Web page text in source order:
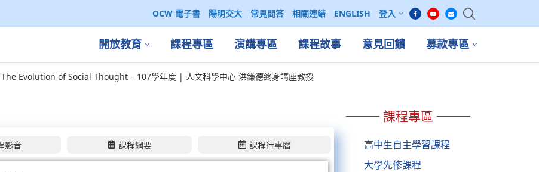
OCW 電子書 陽明交大 常見問答 相關連結 ENGLISH 登入
開放教育 課程專區 演講專區 課程故事 意見回饋 募款專區
Evolution of Social Thought – 107學年度 | 人文科學中心 洪鎌德終身講座教授
影音 課程綱要 課程行事曆
課程專區
高中生自主學習課程
大學先修課程